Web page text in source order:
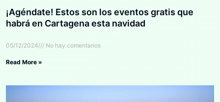
¡Agéndate! Estos son los eventos gratis que
habrá en Cartagena esta navidad
05/12/2024 No hay comentarios
Read More »